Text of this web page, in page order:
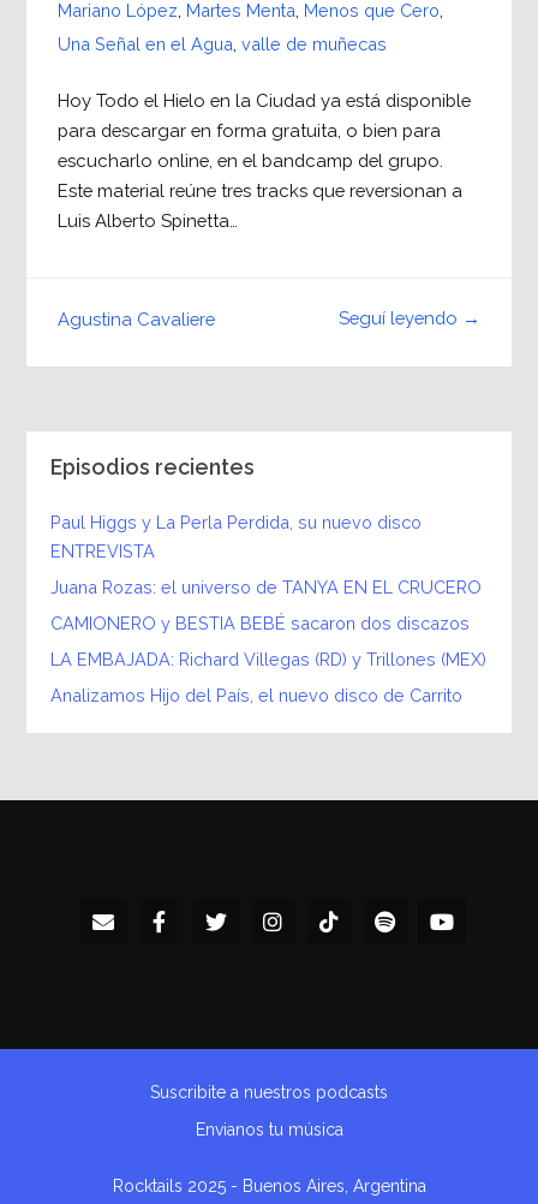
Mariano López Martes Menta Menos que Cero
Una Señal en el Agua valle de muñecas
Hoy Todo el Hielo en la Ciudad ya está disponible
para descargar en forma gratuita, o bien para
escucharlo online, en el bandcamp del grupo.
Este material reúne tres tracks que reversionan a
Luis Alberto Spinetta…
Seguí leyendo →
Agustina Cavaliere
Episodios recientes
Paul Higgs y La Perla Perdida, su nuevo disco
ENTREVISTA
Juana Rozas: el universo de TANYA EN EL CRUCERO
CAMIONERO y BESTIA BEBÉ sacaron dos discazos
LA EMBAJADA: Richard Villegas (RD) y Trillones (MEX)
Analizamos Hijo del País, el nuevo disco de Carrito
Rocktails 2025 - Buenos Aires, Argentina
Suscribite a nuestros podcasts
Envianos tu música